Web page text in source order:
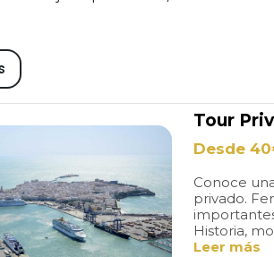
Tour
Desde
Conoce
privado.
Historia,
Leer más